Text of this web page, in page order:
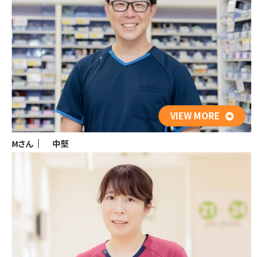
VIEW MORE
Mさん 中堅